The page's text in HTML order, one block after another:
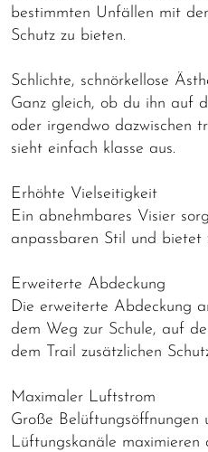
bestimmten Unfällen mit
Schutz zu bieten.
Schlichte, schnörkellose
Ganz gleich, ob du ihn auf
oder irgendwo dazwischen
sieht einfach klasse aus.
Erhöhte Vielseitigkeit
Ein abnehmbares Visier
anpassbaren Stil und bietet
Erweiterte Abdeckung
Die erweiterte Abdeckung
dem Weg zur Schule, auf
dem Trail zusätzlichen
Maximaler Luftstrom
Große Belüftungsöffnungen
Lüftungskanäle